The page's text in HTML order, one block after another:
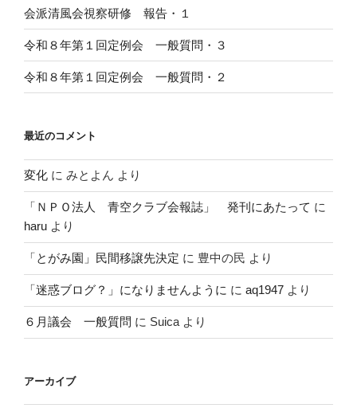
会派清風会視察研修 報告・１
令和８年第１回定例会 一般質問・３
令和８年第１回定例会 一般質問・２
最近のコメント
変化 に みとよん より
「ＮＰＯ法人 青空クラブ会報誌」 発刊にあたって に
haru より
「とがみ園」民間移譲先決定 に 豊中の民 より
「迷惑ブログ？」になりませんように に aq1947 より
６月議会 一般質問 に Suica より
アーカイブ